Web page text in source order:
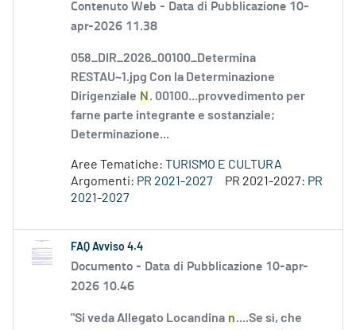
Contenuto Web - Data di Pubblicazione 10-
apr-2026 11.38
058_DIR_2026_00100_Determina
RESTAU~1.jpg Con la Determinazione
Dirigenziale N . 00100...provvedimento per
farne parte integrante e sostanziale;
Determinazione...
Aree Tematiche: TURISMO E CULTURA
Argomenti: PR 2021-2027 PR 2021-2027: PR
2021-2027
FAQ Avviso 4.4
Documento - Data di Pubblicazione 10-apr-
2026 10.46
"Si veda Allegato Locandina n....Se sì, che